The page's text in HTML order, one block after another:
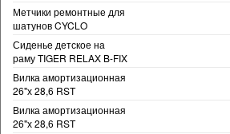
Метчики ремонтные для
шатунов CYCLO
Сиденье детское на
раму TIGER RELAX B-FIX
Вилка амортизационная
26"х 28,6 RST
Вилка амортизационная
26"х 28,6 RST